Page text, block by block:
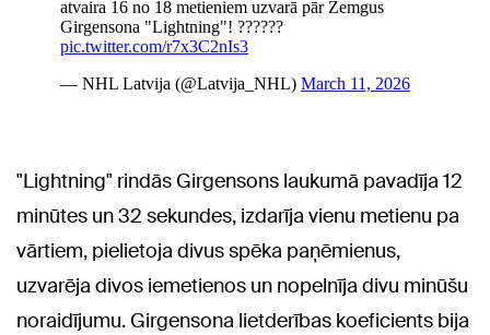
"Lightning" rindās Girgensons laukumā pavadīja 12
minūtes un 32 sekundes, izdarīja vienu metienu pa
vārtiem, pielietoja divus spēka paņēmienus,
uzvarēja divos iemetienos un nopelnīja divu minūšu
noraidījumu. Girgensona lietderības koeficients bija